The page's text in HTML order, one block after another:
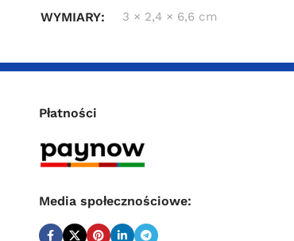
WYMIARY 3 × 2,4 × 6,6 cm
Płatności
Media społecznościowe: